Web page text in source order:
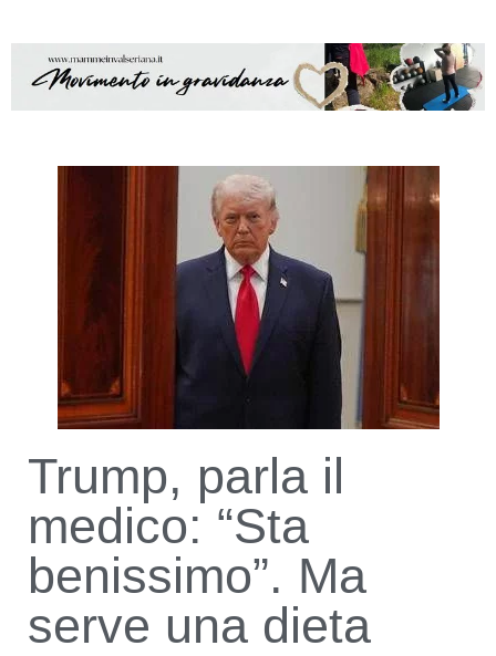
Trump, parla il
medico: “Sta
benissimo”. Ma
serve una dieta